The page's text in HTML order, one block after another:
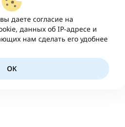
даете согласие на
данных об IP-адресе и
нам сделать его удобнее
OK